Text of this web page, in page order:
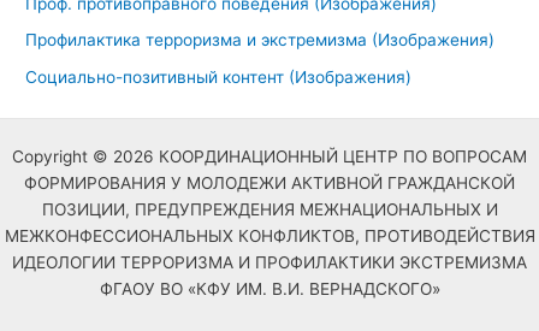
Профилактика терроризма и экстремизма (Изображения)
Социально-позитивный контент (Изображения)
Copyright © 2026 КООРДИНАЦИОННЫЙ ЦЕНТР ПО ВОПРОСАМ
ФОРМИРОВАНИЯ У МОЛОДЕЖИ АКТИВНОЙ ГРАЖДАНСКОЙ
ПОЗИЦИИ, ПРЕДУПРЕЖДЕНИЯ МЕЖНАЦИОНАЛЬНЫХ И
МЕЖКОНФЕССИОНАЛЬНЫХ КОНФЛИКТОВ, ПРОТИВОДЕЙСТВИЯ
ИДЕОЛОГИИ ТЕРРОРИЗМА И ПРОФИЛАКТИКИ ЭКСТРЕМИЗМА
ФГАОУ ВО «КФУ ИМ. В.И. ВЕРНАДСКОГО»